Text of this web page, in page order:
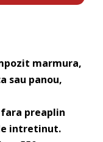
marmura,
sau panou,
fara preaplin
intretinut.